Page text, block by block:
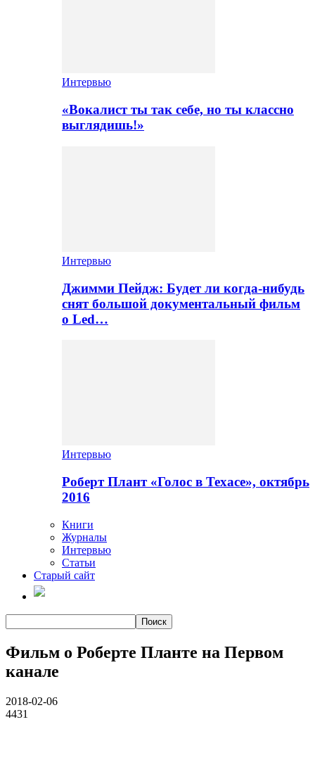
Интервью
«Вокалист ты так себе, но ты классно
выглядишь!»
Интервью
Джимми Пейдж: Будет ли когда-нибудь
снят большой документальный фильм
о Led…
Интервью
Роберт Плант «Голос в Техасе», октябрь
2016
Книги
Журналы
Интервью
Статьи
Старый сайт
Фильм о Роберте Планте на Первом
канале
2018-02-06
4431